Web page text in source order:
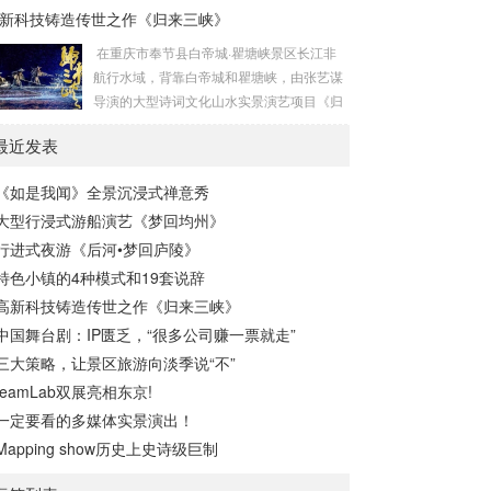
我闻》不仅是一场视觉与听觉的盛宴，更是
一次对生命、...
客带来一场创新的沉浸式用餐体验。保定靴
承人，保定宴董事长梁连起先生致力于官府
菜的传承、菜谱挖掘和保护。该宴席吸取冀
菜饮食文化精髓，一餐一饭精雕细琢尽显匠
文化遗存，感受直隶文化的独特魅力。《直
隶一品宴》讲述直隶官...
科技铸造传世之作《归来三峡》
在重庆市奉节县白帝城·瞿塘峡景区长江非
航行水域，背靠白帝城和瞿塘峡，由张艺谋
导演的大型诗词文化山水实景演艺项目《归
称锋尚文化）携手相关主创团队历经1年多
的紧张筹备，几经打磨，终成盛宴。 重庆市
奉节县，“西南四道之咽喉，吴楚万里之襟
带”，是一座拥有2300多年灿烂文明的“中华
最前线，《归来三峡...
近发表
如是我闻》全景沉浸式禅意秀
型行浸式游船演艺《梦回均州》
进式夜游《后河•梦回庐陵》
色小镇的4种模式和19套说辞
新科技铸造传世之作《归来三峡》
国舞台剧：IP匮乏，“很多公司赚一票就走”
大策略，让景区旅游向淡季说“不”
双展亮相东京!
定要看的多媒体实景演出！
show历史上史诗级巨制